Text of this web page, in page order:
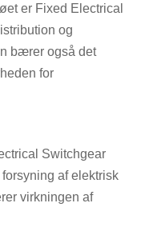
er Fixed Electrical
og
bærer også det
for
Switchgear
af elektrisk
virkningen af